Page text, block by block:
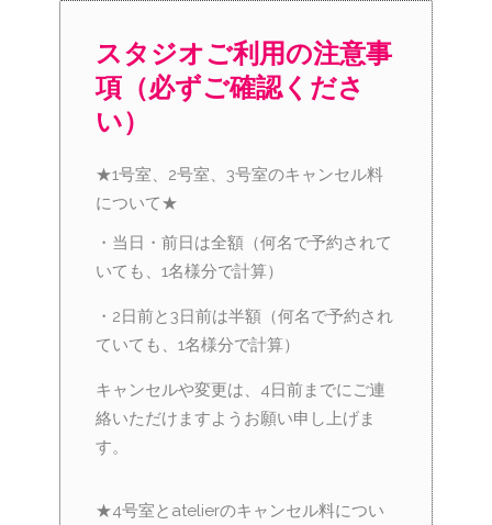
スタジオご利用の注意事
項（必ずご確認くださ
い）
★1号室、2号室、3号室のキャンセル料
について★
・当日・前日は全額（何名で予約されて
いても、1名様分で計算）
・2日前と3日前は半額（何名で予約され
ていても、1名様分で計算）
キャンセルや変更は、4日前までにご連
絡いただけますようお願い申し上げま
す。
★4号室とatelierのキャンセル料につい